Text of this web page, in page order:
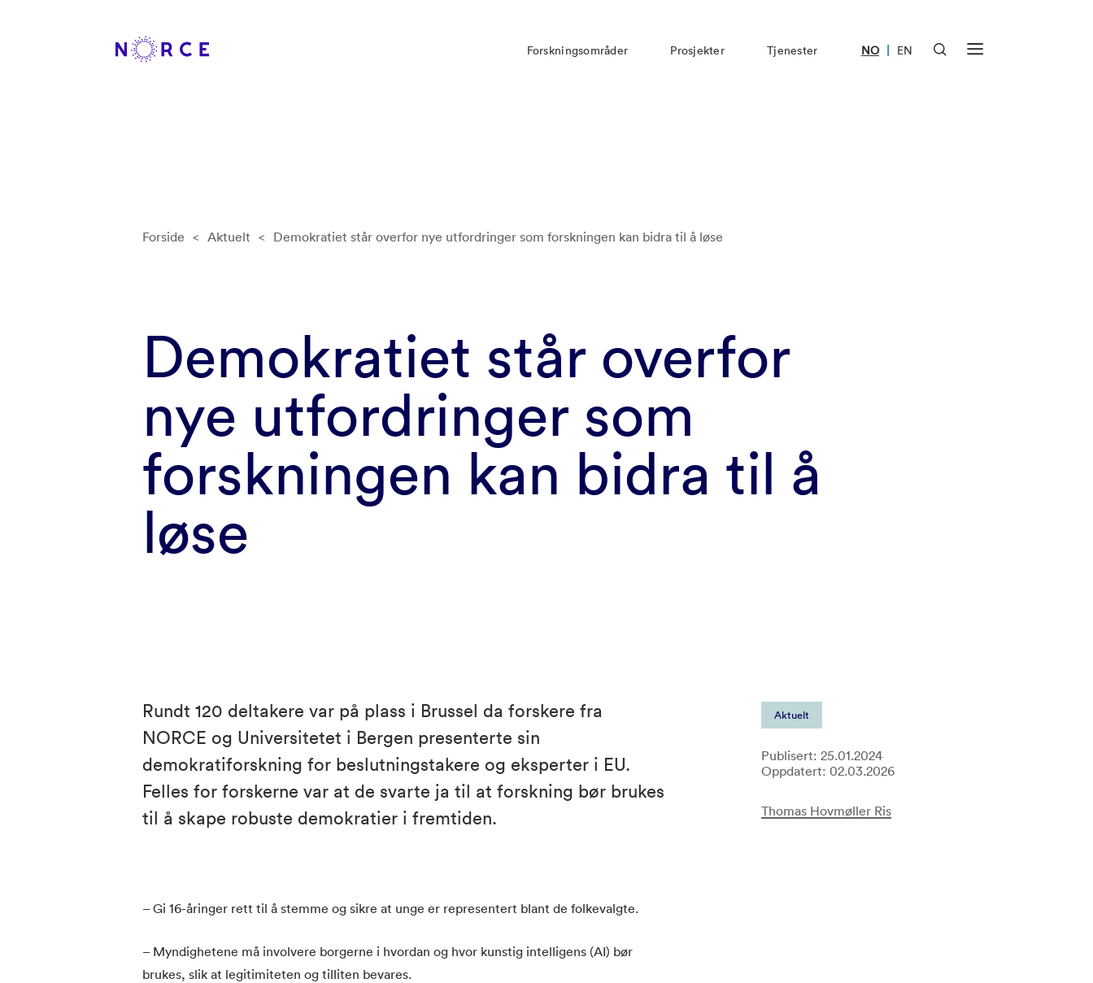
Forskningsområder Prosjekter Tjenester NO | EN
Forside < Aktuelt < Demokratiet står overfor nye utfordringer som forskningen kan bidra til å løse
Demokratiet står overfor
nye utfordringer som
forskningen kan bidra til å
løse
Aktuelt
Publisert: 25.01.2024
Oppdatert: 02.03.2026
Thomas Hovmøller Ris
Rundt 120 deltakere var på plass i Brussel da forskere fra
NORCE og Universitetet i Bergen presenterte sin
demokratiforskning for beslutningstakere og eksperter i EU.
Felles for forskerne var at de svarte ja til at forskning bør brukes
til å skape robuste demokratier i fremtiden.
– Gi 16-åringer rett til å stemme og sikre at unge er representert blant de folkevalgte.
– Myndighetene må involvere borgerne i hvordan og hvor kunstig intelligens (AI) bør
brukes, slik at legitimiteten og tilliten bevares.